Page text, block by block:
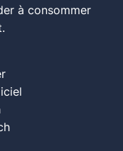
à consommer